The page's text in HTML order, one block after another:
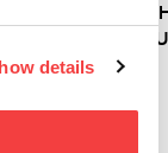
details
ENTWICKELT
DER